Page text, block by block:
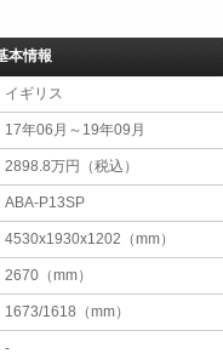
本情報
イギリス
17年06月～19年09月
2898.8万円（税込）
ABA-P13SP
4530x1930x1202（mm）
2670（mm）
1673/1618（mm）
-